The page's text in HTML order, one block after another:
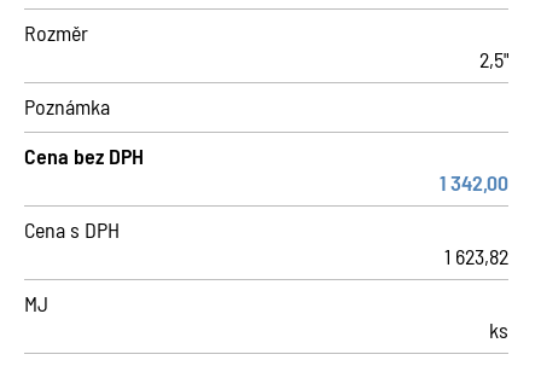
Rozměr
2,5"
Poznámka
Cena bez DPH
1 342,00
Cena s DPH
1 623,82
MJ
ks